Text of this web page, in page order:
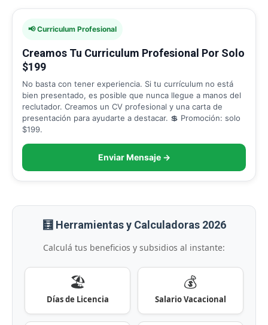
📢 Curriculum Profesional
Creamos Tu Curriculum Profesional Por Solo
$199
No basta con tener experiencia. Si tu currículum no está
bien presentado, es posible que nunca llegue a manos del
reclutador. Creamos un CV profesional y una carta de
presentación para ayudarte a destacar. 💲 Promoción: solo
$199.
Enviar Mensaje →
🧮 Herramientas y Calculadoras 2026
Calculá tus beneficios y subsidios al instante:
🏖️
Días de Licencia
💰
Salario Vacacional